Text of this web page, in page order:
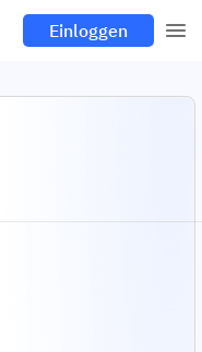
Einloggen